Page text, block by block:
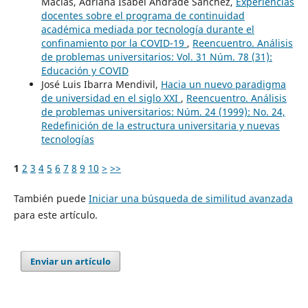
docentes sobre el programa de continuidad
académica mediada por tecnología durante el
confinamiento por la COVID-19 , Reencuentro. Análisis
de problemas universitarios: Vol. 31 Núm. 78 (31):
Educación y COVID
José Luis Ibarra Mendivil, Hacia un nuevo paradigma
de universidad en el siglo XXI , Reencuentro. Análisis
de problemas universitarios: Núm. 24 (1999): No. 24,
Redefinición de la estructura universitaria y nuevas
tecnologías
1 2 3 4 5 6 7 8 9 10 > >>
También puede Iniciar una búsqueda de similitud avanzada
para este artículo.
Enviar un artículo